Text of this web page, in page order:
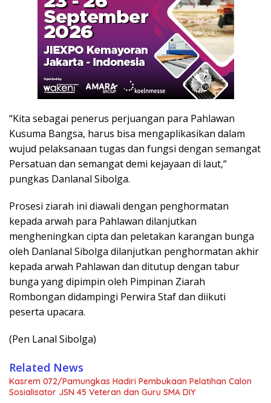
“Kita sebagai penerus perjuangan para Pahlawan
Kusuma Bangsa, harus bisa mengaplikasikan dalam
wujud pelaksanaan tugas dan fungsi dengan semangat
Persatuan dan semangat demi kejayaan di laut,“
pungkas Danlanal Sibolga.
Prosesi ziarah ini diawali dengan penghormatan
kepada arwah para Pahlawan dilanjutkan
mengheningkan cipta dan peletakan karangan bunga
oleh Danlanal Sibolga dilanjutkan penghormatan akhir
kepada arwah Pahlawan dan ditutup dengan tabur
bunga yang dipimpin oleh Pimpinan Ziarah
Rombongan didampingi Perwira Staf dan diikuti
peserta upacara.
(Pen Lanal Sibolga)
Related News
Kasrem 072/Pamungkas Hadiri Pembukaan Pelatihan Calon
Sosialisator JSN 45 Veteran dan Guru SMA DIY